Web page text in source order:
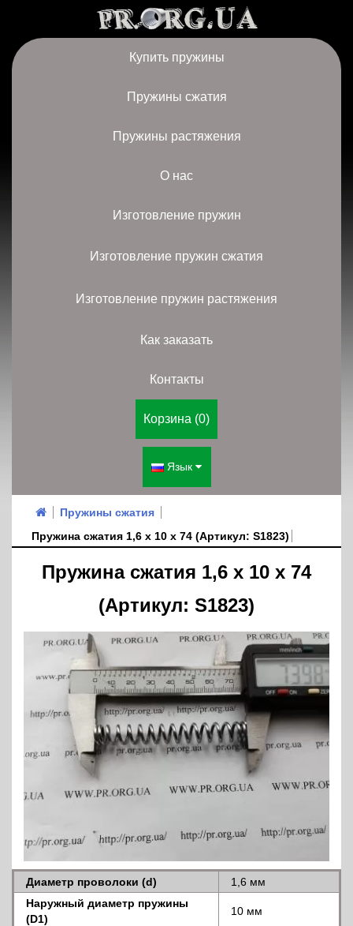
Купить пружины
Пружины сжатия
Пружины растяжения
О нас
Изготовление пружин
Изготовление пружин сжатия
Изготовление пружин растяжения
Как заказать
Контакты
Корзина (0)
Язык
Пружины сжатия
Пружина сжатия 1,6 х 10 х 74 (Артикул: S1823)
Пружина сжатия 1,6 х 10 х 74
(Артикул: S1823)
Диаметр проволоки (d)
1,6 мм
Наружный диаметр пружины
(D1)
10 мм